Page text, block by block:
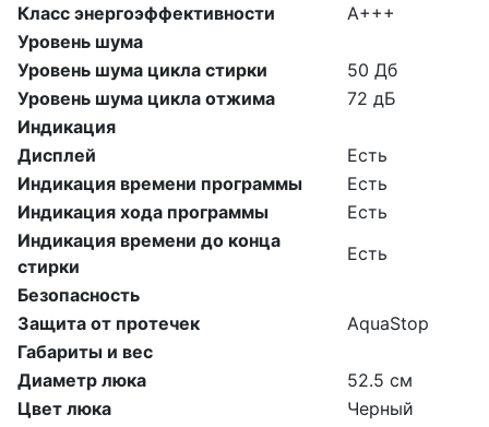
Класс энергоэффективности
A+++
Уровень шума
Уровень шума цикла стирки
50 Дб
Уровень шума цикла отжима
72 дБ
Индикация
Дисплей
Есть
Индикация времени программы
Есть
Индикация хода программы
Есть
Индикация времени до конца
стирки
Есть
Безопасность
Защита от протечек
AquaStop
Габариты и вес
Диаметр люка
52.5 см
Цвет люка
Черный